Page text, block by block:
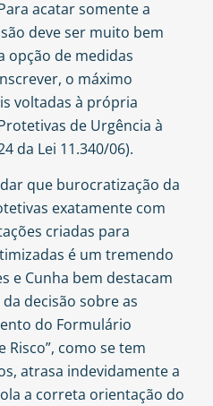
acatar somente a
deve ser muito bem
opção de medidas
o máximo
voltadas à própria
de Urgência à
da Lei 11.340/06).
que burocratização da
exatamente com
criadas para
é um tremendo
e Cunha bem destacam
decisão sobre as
do Formulário
Risco”, como se tem
atrasa indevidamente a
a correta orientação do